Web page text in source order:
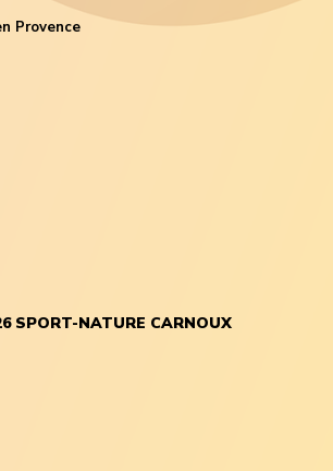
Provence
SPORT-NATURE CARNOUX